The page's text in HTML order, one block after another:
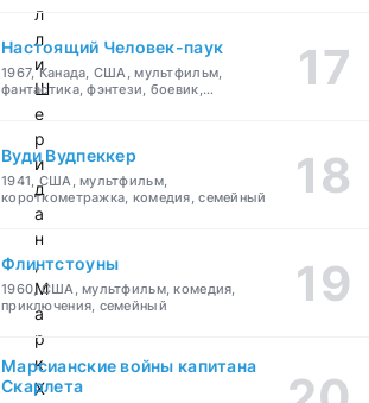
л
л
и
Ш
е
р
и
д
а
н
,
М
а
р
к
Х
Настоящий Человек-паук
1967, Канада, США, мультфильм,
фантастика, фэнтези, боевик,
Вуди Вудпеккер
1941, США, мультфильм,
короткометражка, комедия, семейный
Флинтстоуны
1960, США, мультфильм, комедия,
приключения, семейный
Марсианские войны капитана
Скарлета